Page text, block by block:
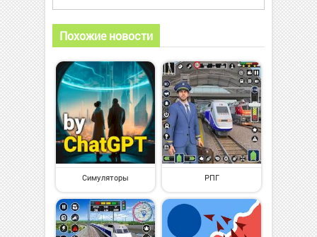
Похожие новости
Симуляторы РПГ